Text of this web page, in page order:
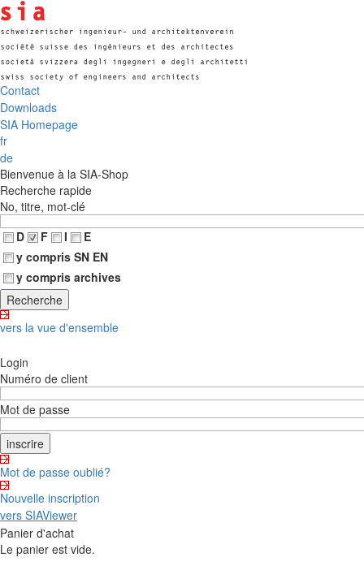
Contact
Downloads
SIA Homepage
fr
de
Bienvenue à la SIA-Shop
Recherche rapide
No, titre, mot-clé
D
F I
E
y compris SN EN
y compris archives
vers la vue d'ensemble
Login
Numéro de client
Mot de passe
Mot de passe oublié?
Nouvelle inscription
vers SIAViewer
Panier d'achat
Le panier est vide.